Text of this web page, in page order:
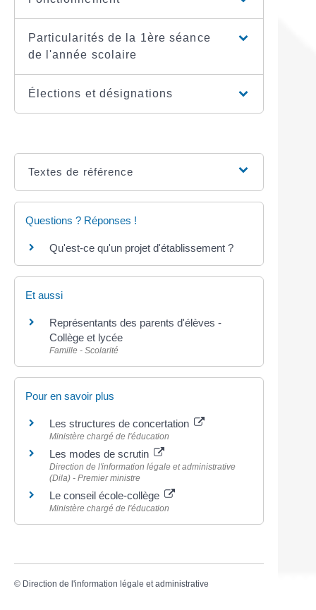
Particularités de la 1ère séance
de l'année scolaire
Élections et désignations
Textes de référence
Questions ? Réponses !
Qu'est-ce qu'un projet d'établissement ?
Et aussi
Représentants des parents d'élèves -
Collège et lycée
Famille - Scolarité
Pour en savoir plus
Les structures de concertation
Ministère chargé de l'éducation
Les modes de scrutin
Direction de l'information légale et administrative
(Dila) - Premier ministre
Le conseil école-collège
Ministère chargé de l'éducation
© Direction de l'information légale et administrative